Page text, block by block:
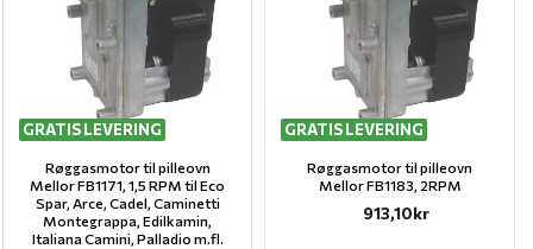
GRATIS LEVERING
Røggasmotor til pilleovn
Mellor FB1171, 1,5 RPM til Eco
Spar, Arce, Cadel, Caminetti
Montegrappa, Edilkamin,
Italiana Camini, Palladio m.fl.
GRATIS LEVERING
Røggasmotor til pilleovn
Mellor FB1183, 2RPM
913,10kr